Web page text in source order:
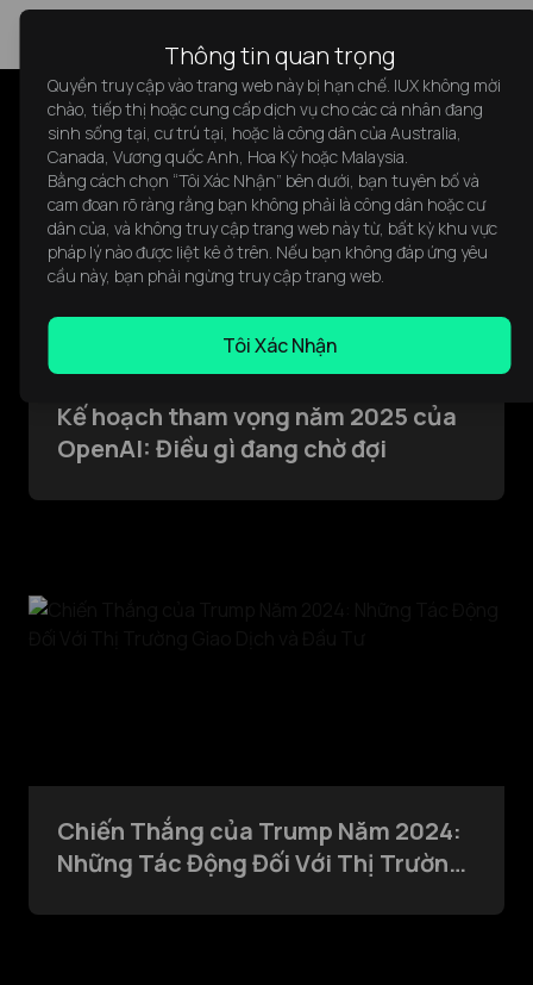
Bài viết Được Đề Xuất
Kế hoạch tham vọng năm 2025 của
OpenAI: Điều gì đang chờ đợi
Chiến Thắng của Trump Năm 2024:
Những Tác Động Đối Với Thị Trường
Thông tin quan trọng
Quyền truy cập vào trang web này bị hạn chế. IUX không mời
chào, tiếp thị hoặc cung cấp dịch vụ cho các cá nhân đang
sinh sống tại, cư trú tại, hoặc là công dân của Australia,
Canada, Vương quốc Anh, Hoa Kỳ hoặc Malaysia.
Bằng cách chọn “Tôi Xác Nhận” bên dưới, bạn tuyên bố và
cam đoan rõ ràng rằng bạn không phải là công dân hoặc cư
dân của, và không truy cập trang web này từ, bất kỳ khu vực
pháp lý nào được liệt kê ở trên. Nếu bạn không đáp ứng yêu
cầu này, bạn phải ngừng truy cập trang web.
Tôi Xác Nhận